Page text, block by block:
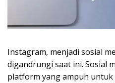
Instagram, menjadi sosial
digandrungi saat ini. Sosial
platform yang ampuh